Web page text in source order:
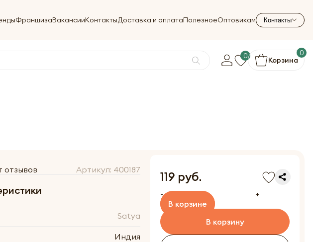
ФраншизаВакансииКонтактыДоставка и оплатаПолезноеОптовикам Контакты
0 Корзина
0
отзывов Артикул: 400187
Satya
Индия
119 руб.
-
+
В корзине
В корзину